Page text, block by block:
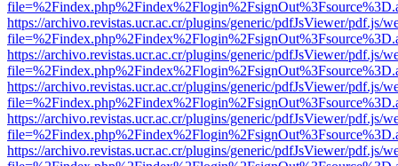
https://archivo.revistas.ucr.ac.cr/plugins/generic/pdfJsViewer/pdf.js/
https://archivo.revistas.ucr.ac.cr/plugins/generic/pdfJsViewer/pdf.js/
https://archivo.revistas.ucr.ac.cr/plugins/generic/pdfJsViewer/pdf.js/
https://archivo.revistas.ucr.ac.cr/plugins/generic/pdfJsViewer/pdf.js/
https://archivo.revistas.ucr.ac.cr/plugins/generic/pdfJsViewer/pdf.js/